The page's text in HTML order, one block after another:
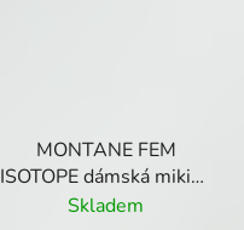
MONTANE FEM
ISOTOPE dámská mikina
Šedá
Skladem